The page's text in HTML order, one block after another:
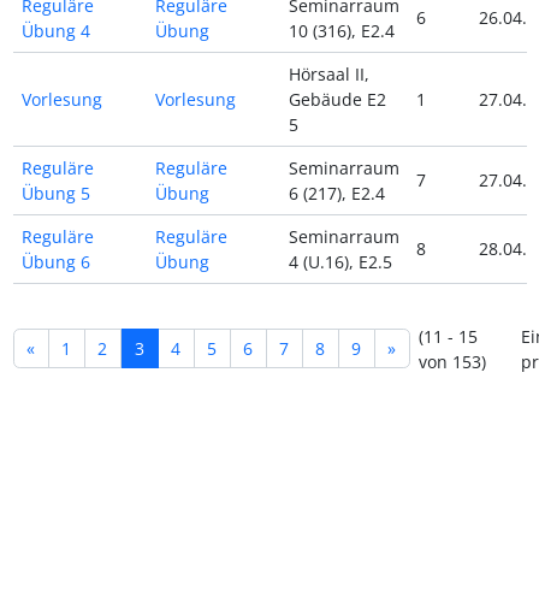
Reguläre
Übung 4
Reguläre
Übung
Seminarraum
10 (316), E2.4
6
Vorlesung Vorlesung
Hörsaal II,
Gebäude E2
5
1
Reguläre
Übung 5
Reguläre
Übung
Seminarraum
6 (217), E2.4
7
Reguläre
Übung 6
Reguläre
Übung
Seminarraum
4 (U.16), E2.5
8
« 1 2 3 4 5 6 7 8 9 »
(11 - 15
von 153)